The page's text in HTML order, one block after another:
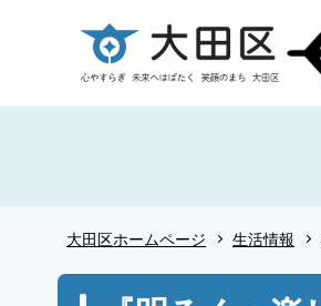
ー
大田区ホームページ 生活情報